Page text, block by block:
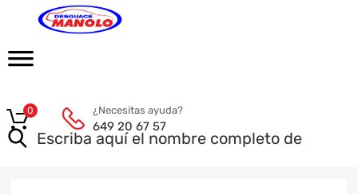
¿Necesitas ayuda?
649 20 67 57
0